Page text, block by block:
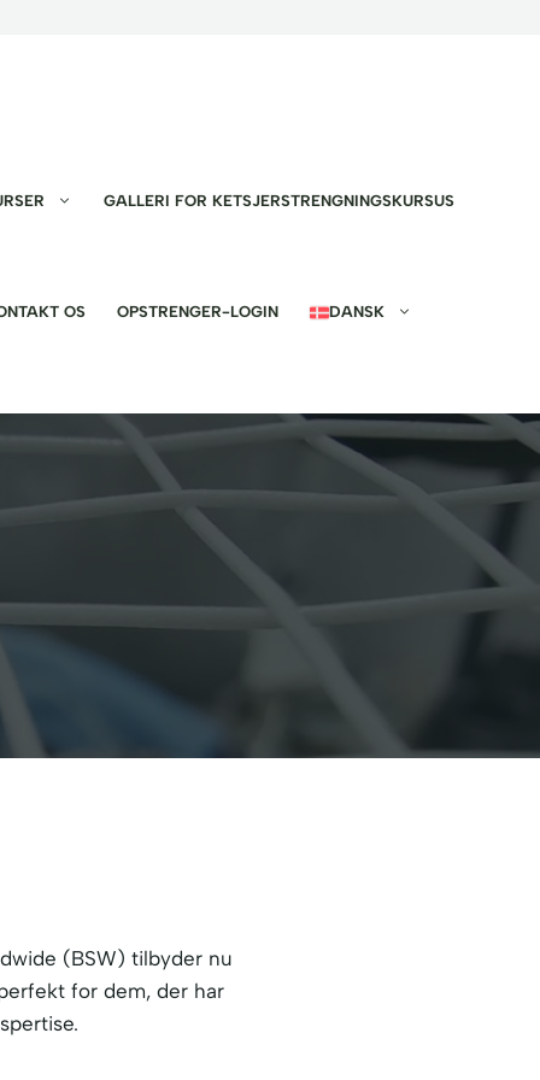
GALLERI FOR KETSJERSTRENGNINGSKURSUS
OS OPSTRENGER-LOGIN DANSK
(BSW) tilbyder nu
for dem, der har